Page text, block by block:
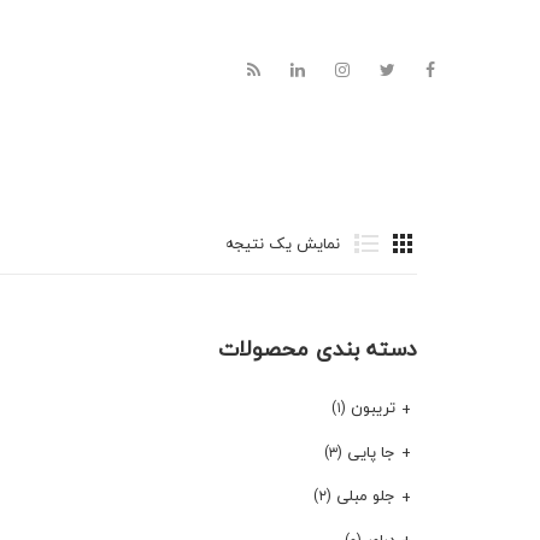
نمایش یک نتیجه
دسته بندی محصولات
تریبون (۱)
جا پایی (۳)
جلو مبلی (۲)